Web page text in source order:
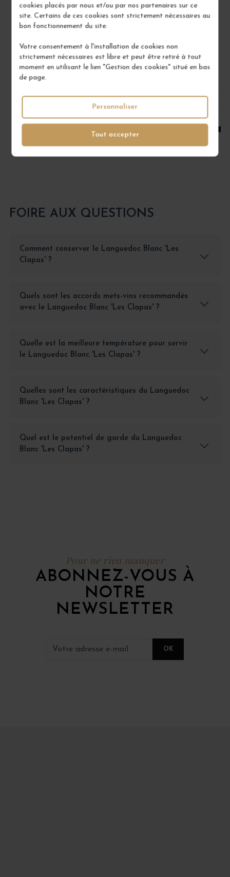
cookies placés par nous et/ou par nos partenaires sur ce
site. Certains de ces cookies sont strictement nécessaires au
bon fonctionnement du site.
Votre consentement à l'installation de cookies non
strictement nécessaires est libre et peut être retiré à tout
moment en utilisant le lien "Gestion des cookies" situé en bas
de page.
Tout accepter
Personnaliser
Languedoc
Vin Rouge
PAS DE L'ESCALETTE
15,00 €
/ 75 cl : Bouteille
1
AJOUTER AU PANIER
FOIRE AUX QUESTIONS
Comment conserver le Languedoc Blanc 'Les
Clapas' ?
Quels sont les accords mets-vins recommandés
avec le Languedoc Blanc 'Les Clapas' ?
Quelle est la meilleure température pour servir
le Languedoc Blanc 'Les Clapas' ?
Quelles sont les caractéristiques du Languedoc
Blanc 'Les Clapas' ?
Quel est le potentiel de garde du Languedoc
Blanc 'Les Clapas' ?
Pour ne rien manquer
ABONNEZ-VOUS À
NOTRE
NEWSLETTER